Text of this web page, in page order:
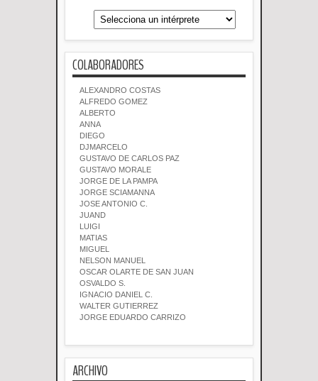
COLABORADORES
ALEXANDRO COSTAS
ALFREDO GOMEZ
ALBERTO
ANNA
DIEGO
DJMARCELO
GUSTAVO DE CARLOS PAZ
GUSTAVO MORALE
JORGE DE LA PAMPA
JORGE SCIAMANNA
JOSE ANTONIO C.
JUAND
LUIGI
MATIAS
MIGUEL
NELSON MANUEL
OSCAR OLARTE DE SAN JUAN
OSVALDO S.
IGNACIO DANIEL C.
WALTER GUTIERREZ
JORGE EDUARDO CARRIZO
ARCHIVO